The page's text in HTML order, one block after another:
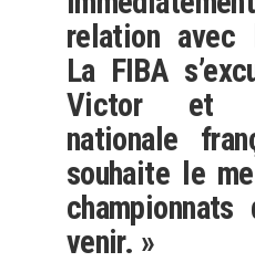
relation avec
La FIBA
Victor et
nationale
souhaite le
venir. »